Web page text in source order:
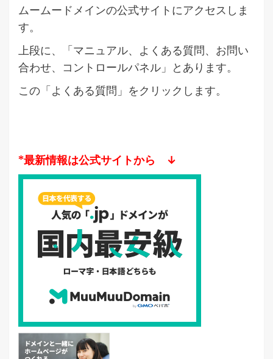
ムームードメインの公式サイトにアクセスしま
す。
上段に、「マニュアル、よくある質問、お問い
合わせ、コントロールパネル」とあります。
この「よくある質問」をクリックします。
*最新情報は公式サイトから ↓